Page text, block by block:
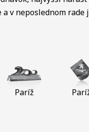
v neposlednom
Paríž